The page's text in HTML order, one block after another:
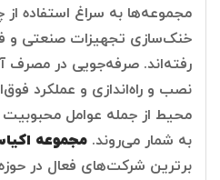
مجموعه‌ها به سراغ استفاده از
خنک‌سازی تجهیزات صنعتی و
رفته‌اند. صرفه‌جویی در مصرف
نصب و راه‌اندازی و عملکرد
محیط از جمله عوامل
به شمار می‌روند. مجموعه
برترین شرکت‌های فعال در